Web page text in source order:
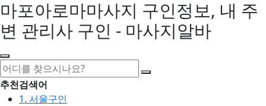
마포아로마마사지 구인정보, 내 주
변 관리사 구인 - 마사지알바
추천검색어
1. 서울구인